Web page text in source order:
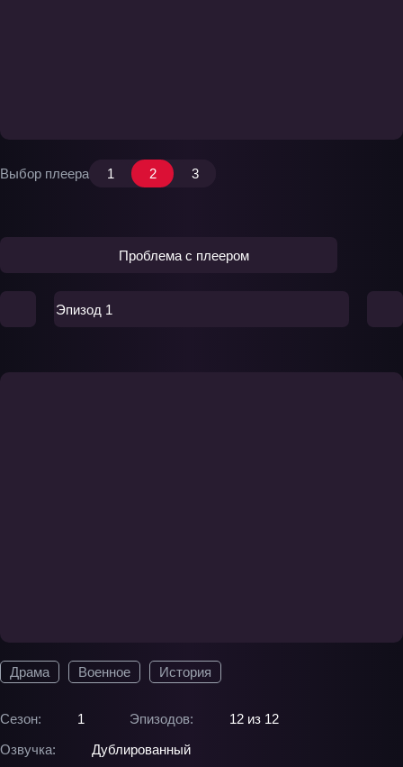
Драма Военное История
Сезон: 1 Эпизодов:
12 из 12
Озвучка:
Дублированный
Выбор плеера 1 2 3
Проблема с плеером
Эпизод 1